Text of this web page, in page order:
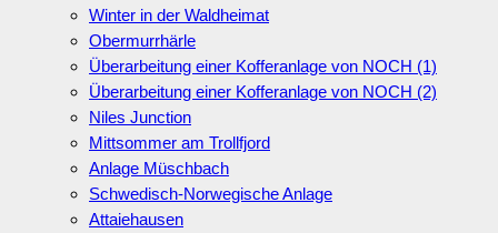
Winter in der Waldheimat
Obermurrhärle
Überarbeitung einer Kofferanlage von NOCH (1)
Überarbeitung einer Kofferanlage von NOCH (2)
Niles Junction
Mittsommer am Trollfjord
Anlage Müschbach
Schwedisch-Norwegische Anlage
Attaiehausen